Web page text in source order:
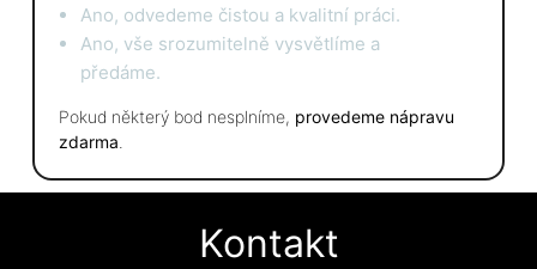
Ano, odvedeme čistou a kvalitní práci.
Ano, vše srozumitelně vysvětlíme a
předáme.
Pokud některý bod nesplníme, provedeme nápravu
zdarma
Kontakt